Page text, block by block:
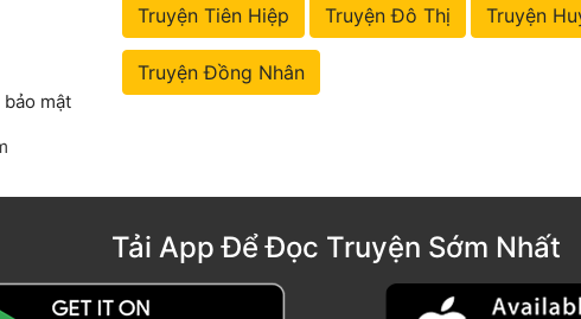
mật
Truyện Tiên Hiệp Truyện Đô Thị Truyện
Truyện Đồng Nhân
Tải App Để Đọc Truyện Sớm Nhất